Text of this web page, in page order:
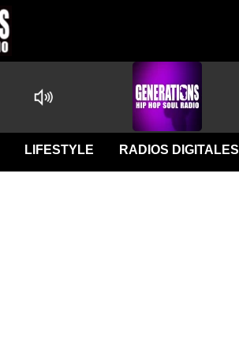
LIFESTYLE RADIOS DIGITALES